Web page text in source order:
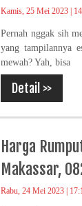
Kamis, 25 Mei 2023 |
Pernah nggak sih
yang tampilannya
mewah? Yah, bisa
Detail >>
Harga
Makassar,
Rabu, 24 Mei 2023 |